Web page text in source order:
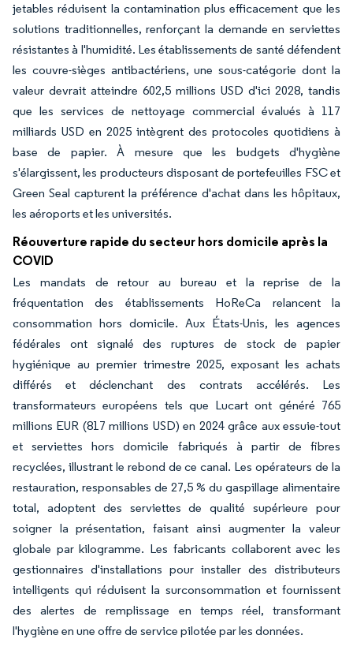
jetables réduisent la contamination plus efficacement que les
solutions traditionnelles, renforçant la demande en serviettes
résistantes à l'humidité. Les établissements de santé défendent
les couvre-sièges antibactériens, une sous-catégorie dont la
valeur devrait atteindre 602,5 millions USD d'ici 2028, tandis
que les services de nettoyage commercial évalués à 117
milliards USD en 2025 intègrent des protocoles quotidiens à
base de papier. À mesure que les budgets d'hygiène
s'élargissent, les producteurs disposant de portefeuilles FSC et
Green Seal capturent la préférence d'achat dans les hôpitaux,
les aéroports et les universités.
Réouverture rapide du secteur hors domicile après la
COVID
Les mandats de retour au bureau et la reprise de la
fréquentation des établissements HoReCa relancent la
consommation hors domicile. Aux États-Unis, les agences
fédérales ont signalé des ruptures de stock de papier
hygiénique au premier trimestre 2025, exposant les achats
différés et déclenchant des contrats accélérés. Les
transformateurs européens tels que Lucart ont généré 765
millions EUR (817 millions USD) en 2024 grâce aux essuie-tout
et serviettes hors domicile fabriqués à partir de fibres
recyclées, illustrant le rebond de ce canal. Les opérateurs de la
restauration, responsables de 27,5 % du gaspillage alimentaire
total, adoptent des serviettes de qualité supérieure pour
soigner la présentation, faisant ainsi augmenter la valeur
globale par kilogramme. Les fabricants collaborent avec les
gestionnaires d'installations pour installer des distributeurs
intelligents qui réduisent la surconsommation et fournissent
des alertes de remplissage en temps réel, transformant
l'hygiène en une offre de service pilotée par les données.